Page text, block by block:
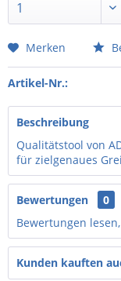
Merken
Artikel-Nr.:
Beschreibung
Qualitätstool von
für zielgenaues
Bewertungen
0
Bewertungen
Kunden kauften